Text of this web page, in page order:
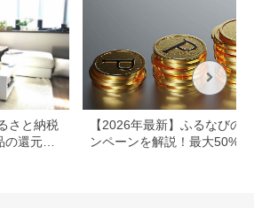
さと納税
還元率
【2026年最新】ふるなびの
ンペーンを解説！最大50%還